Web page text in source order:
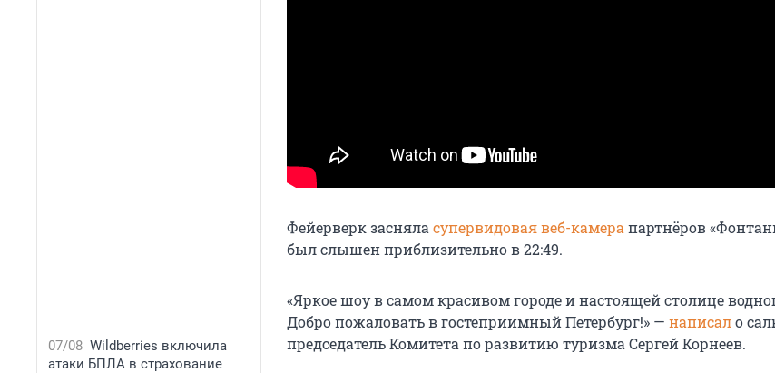
07/08 Wildberries включила
атаки БПЛА в страхование
Фейерверк засняла супервидовая веб-камера партнёров
был слышен приблизительно в 22:49.
«Яркое шоу в самом красивом городе и настоящей столице
Добро пожаловать в гостеприимный Петербург!» — написало
председатель Комитета по развитию туризма Сергей Корнеев.